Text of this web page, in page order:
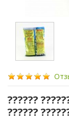
??????
??????